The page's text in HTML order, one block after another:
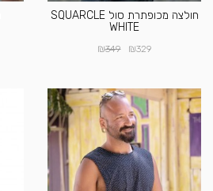
חולצה מכופתרת סול SQUARCLE
WHITE
₪329
₪349